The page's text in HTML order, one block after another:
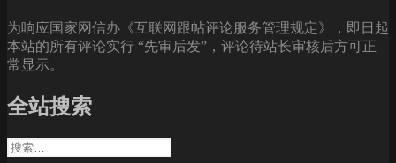
为响应国家网信办《互联网跟帖评论服务管理规定》，即日起
本站的所有评论实行 “先审后发”，评论待站长审核后方可正
常显示。
全站搜索
搜